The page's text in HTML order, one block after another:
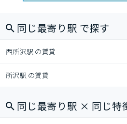
同じ最寄り駅 で探す
西所沢駅 の賃貸
所沢駅 の賃貸
同じ最寄り駅 × 同じ特